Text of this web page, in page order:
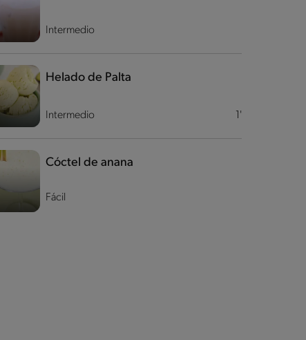
Intermedio
Intermedio 1'
Helado de Palta
Fácil
Cóctel de anana